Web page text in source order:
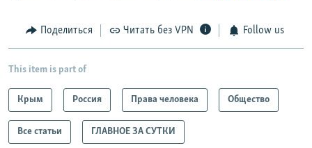
Поделиться Читать без VPN Follow us
This item is part of
Крым Россия Права человека Общество
Все статьи ГЛАВНОЕ ЗА СУТКИ